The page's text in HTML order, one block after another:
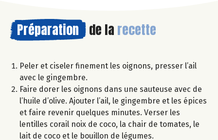
Préparation de la recette
Peler et ciseler finement les oignons, presser l’ail
avec le gingembre.
Faire dorer les oignons dans une sauteuse avec de
l’huile d’olive. Ajouter l’ail, le gingembre et les épices
et faire revenir quelques minutes. Verser les
lentilles corail noix de coco, la chair de tomates, le
lait de coco et le bouillon de légumes.